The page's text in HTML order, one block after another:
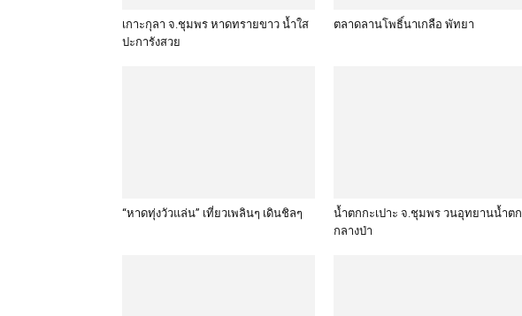
เกาะกุลา จ.ชุมพร หาดทรายขาว น้ำใส
ปะการังสวย
ตลาดลานโพธิ์นาเกลือ พัทยา
“หาดทุ่งวัวแล่น” เที่ยวเพลินๆ เดินชิลๆ
น้ำตกกะเปาะ จ.ชุมพร วนอุทยานน้ำตก
กลางป่า